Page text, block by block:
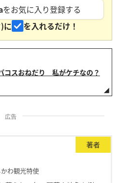
をお気に入り登録する
に
を入れるだけ！
コスおねだり 私がケチなの？
広告
著者
わ観光特使